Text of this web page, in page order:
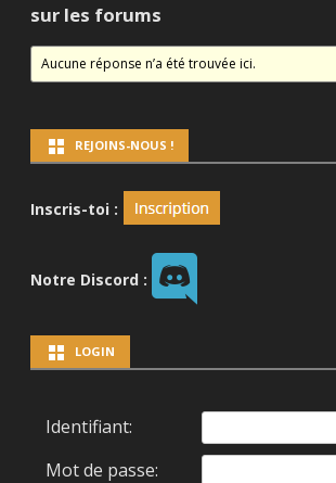
sur les forums
Aucune réponse n’a été trouvée ici.
REJOINS-NOUS !
Inscris-toi :
Notre Discord :
LOGIN
Identifiant:
Mot de passe: